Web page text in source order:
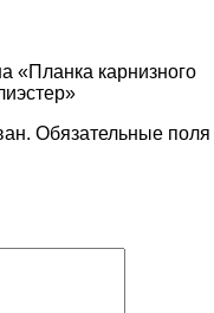
«Планка карнизного
Обязательные поля